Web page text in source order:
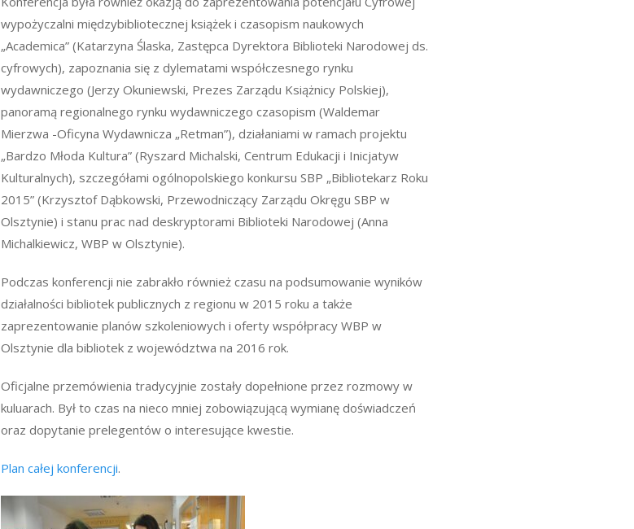
wypożyczalni międzybibliotecznej książek i czasopism naukowych
„Academica” (Katarzyna Ślaska, Zastępca Dyrektora Biblioteki Narodowej ds.
cyfrowych), zapoznania się z dylematami współczesnego rynku
wydawniczego (Jerzy Okuniewski, Prezes Zarządu Książnicy Polskiej),
panoramą regionalnego rynku wydawniczego czasopism (Waldemar
Mierzwa -Oficyna Wydawnicza „Retman”), działaniami w ramach projektu
„Bardzo Młoda Kultura” (Ryszard Michalski, Centrum Edukacji i Inicjatyw
Kulturalnych), szczegółami ogólnopolskiego konkursu SBP „Bibliotekarz Roku
2015” (Krzysztof Dąbkowski, Przewodniczący Zarządu Okręgu SBP w
Olsztynie) i stanu prac nad deskryptorami Biblioteki Narodowej (Anna
Michalkiewicz, WBP w Olsztynie).
Podczas konferencji nie zabrakło również czasu na podsumowanie wyników
działalności bibliotek publicznych z regionu w 2015 roku a także
zaprezentowanie planów szkoleniowych i oferty współpracy WBP w
Olsztynie dla bibliotek z województwa na 2016 rok.
Oficjalne przemówienia tradycyjnie zostały dopełnione przez rozmowy w
kuluarach. Był to czas na nieco mniej zobowiązującą wymianę doświadczeń
oraz dopytanie prelegentów o interesujące kwestie.
Plan całej konferencji.